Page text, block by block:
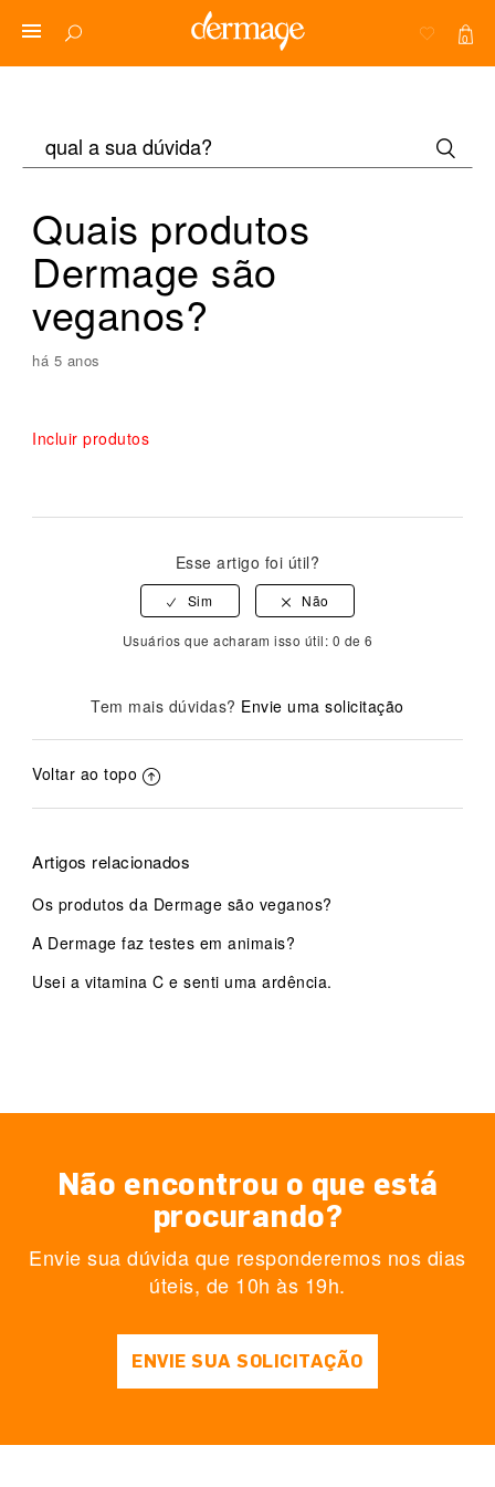
0
Quais produtos
Dermage são
veganos?
há 5 anos
Incluir produtos
Esse artigo foi útil?
Usuários que acharam isso útil: 0 de 6
Tem mais dúvidas? Envie uma solicitação
Voltar ao topo
Artigos relacionados
Os produtos da Dermage são veganos?
A Dermage faz testes em animais?
Usei a vitamina C e senti uma ardência.
Não encontrou o que está
procurando?
Envie sua dúvida que responderemos nos dias
úteis, de 10h às 19h.
ENVIE SUA SOLICITAÇÃO